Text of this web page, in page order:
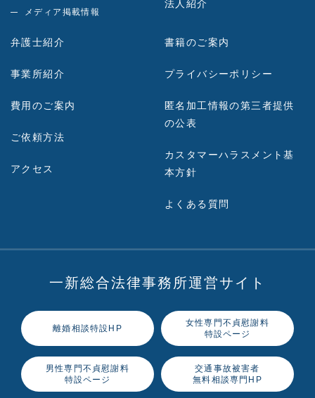
メディア掲載情報
法人紹介
弁護士紹介
事業所紹介
費用のご案内
ご依頼方法
アクセス
書籍のご案内
プライバシーポリシー
匿名加工情報の第三者提供
の公表
カスタマーハラスメント基
本方針
よくある質問
一新総合法律事務所運営サイト
離婚相談特設HP
女性専門不貞慰謝料
特設ページ
男性専門不貞慰謝料
特設ページ
交通事故被害者
無料相談専門HP